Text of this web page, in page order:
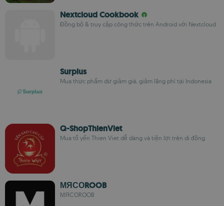
Nextcloud Cookbook
Đồng bộ & truy cập công thức trên Android với Nextcloud
Surplus
Mua thực phẩm dư giảm giá, giảm lãng phí tại Indonesia
Q-ShopThienViet
Mua tổ yến Thien Viet dễ dàng và tiện lợi trên di động
МЯСОROOB
МЯСОROOB